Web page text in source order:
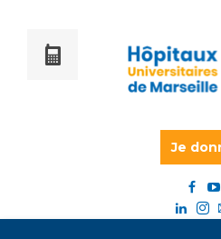
Je